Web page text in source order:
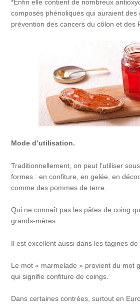
*Enfin elle contient de nombreux
composés phénoliques qui auraient des
prévention des cancers du côlon et des
Mode d’utilisation.
Traditionnellement, on peut l’utiliser
formes : en confiture, en gelée, en
comme des pommes de terre.
Qui ne connaît pas les pâtes de coing
grands-mères.
Il est excellent aussi dans les tagines de
Le mot « marmelade » provient du mot
qui signifie confiture de coings.
Dans certaines contrées, surtout en